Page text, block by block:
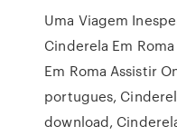
Uma Viagem
Cinderela Em
Em Roma Assistir
portugues,
download,